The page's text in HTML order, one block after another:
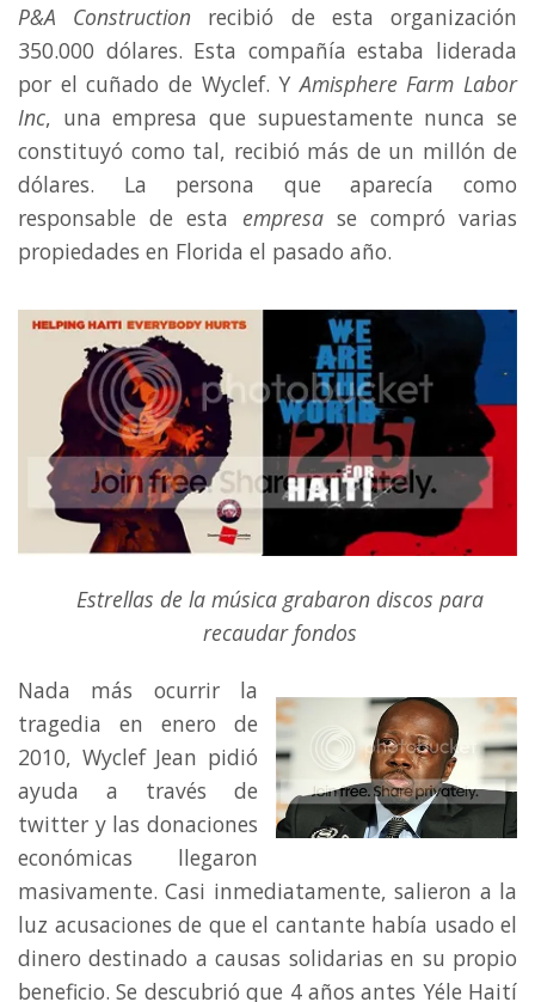
P&A Construction recibió de esta organización
350.000 dólares. Esta compañía estaba liderada
por el cuñado de Wyclef. YAmisphere Farm Labor
Inc, una empresa que supuestamente nunca se
constituyó como tal, recibió más de un millón de
dólares. La persona que aparecía como
responsable de esta empresase compró varias
propiedades en Florida el pasado año.
Estrellas de la música grabaron discos para
recaudar fondos
Nada más ocurrir la
tragedia en enero de
2010, Wyclef Jean pidió
ayuda a través de
twitter y las donaciones
económicas llegaron
masivamente. Casi inmediatamente, salieron a la
luz acusaciones de que el cantante había usado el
dinero destinado a causas solidarias en su propio
beneficio. Se descubrió que 4 años antes Yéle Haití